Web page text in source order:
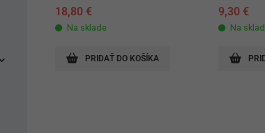
18,80 €
Na sklade
PRIDAŤ DO KOŠÍKA
9,30 €
Na